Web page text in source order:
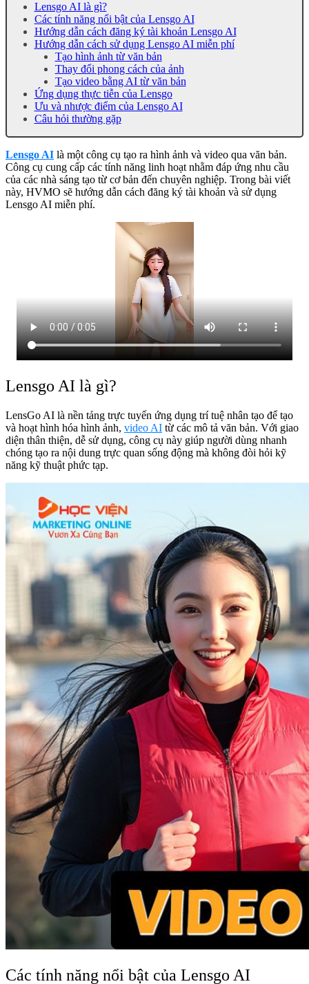
Lensgo AI là gì?
Các tính năng nổi bật của Lensgo AI
Hướng dẫn cách đăng ký tài khoản Lensgo AI
Hướng dẫn cách sử dụng Lensgo AI miễn phí
Tạo hình ảnh từ văn bản
Thay đổi phong cách của ảnh
Tạo video bằng AI từ văn bản
Ứng dụng thực tiễn của Lensgo
Ưu và nhược điểm của Lensgo AI
Câu hỏi thường gặp
Lensgo AI là một công cụ tạo ra hình ảnh và video qua văn bản.
Công cụ cung cấp các tính năng linh hoạt nhằm đáp ứng nhu cầu
của các nhà sáng tạo từ cơ bản đến chuyên nghiệp. Trong bài viết
này, HVMO sẽ hướng dẫn cách đăng ký tài khoản và sử dụng
Lensgo AI miễn phí.
Lensgo AI là gì?
LensGo AI là nền tảng trực tuyến ứng dụng trí tuệ nhân tạo để tạo
và hoạt hình hóa hình ảnh, video AI từ các mô tả văn bản. Với giao
diện thân thiện, dễ sử dụng, công cụ này giúp người dùng nhanh
chóng tạo ra nội dung trực quan sống động mà không đòi hỏi kỹ
năng kỹ thuật phức tạp.
Các tính năng nổi bật của Lensgo AI